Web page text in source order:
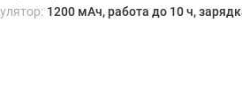
1200 мАч, работа до 10 ч,